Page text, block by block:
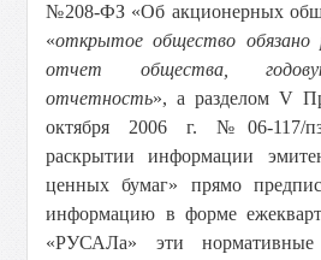
№208-ФЗ «Об акционерных
«открытое общество обязано
отчет общества,
отчетность», а разделом V
октября 2006 г. №06-117/
раскрытии информации
ценных бумаг» прямо
информацию в форме
«РУСАЛа» эти